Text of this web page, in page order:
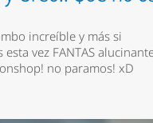
increíble y más si
vez FANTAS
no paramos! xD